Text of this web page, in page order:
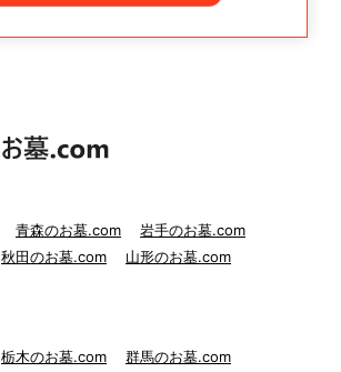
青森のお墓.com
岩手のお墓.com
秋田のお墓.com
山形のお墓.com
栃木のお墓.com
群馬のお墓.com